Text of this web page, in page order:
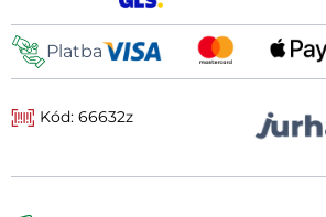
Platba
Kód: 66632z